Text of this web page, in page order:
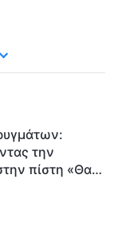
την
πίστη «Θα